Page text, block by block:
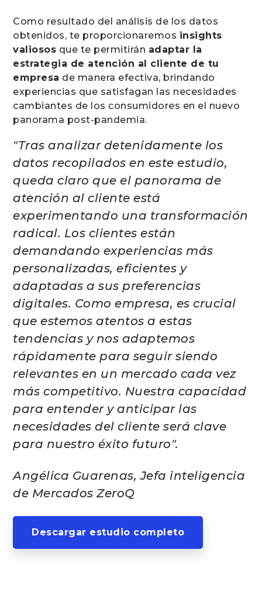
Como resultado del análisis de los datos
obtenidos, te proporcionaremos insights
valiosos que te permitirán adaptar la
estrategia de atención al cliente de tu
empresa de manera efectiva, brindando
experiencias que satisfagan las necesidades
cambiantes de los consumidores en el nuevo
panorama post-pandemia.
"Tras analizar detenidamente los
datos recopilados en este estudio,
queda claro que el panorama de
atención al cliente está
experimentando una transformación
radical. Los clientes están
demandando experiencias más
personalizadas, eficientes y
adaptadas a sus preferencias
digitales. Como empresa, es crucial
que estemos atentos a estas
tendencias y nos adaptemos
rápidamente para seguir siendo
relevantes en un mercado cada vez
más competitivo. Nuestra capacidad
para entender y anticipar las
necesidades del cliente será clave
para nuestro éxito futuro".
Angélica Guarenas, Jefa inteligencia
de Mercados ZeroQ
Descargar estudio completo